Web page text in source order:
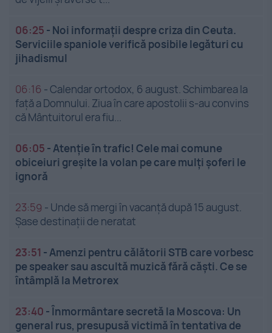
06:25 - Noi informații despre criza din Ceuta.
Serviciile spaniole verifică posibile legături cu
jihadismul
06:16 -Calendar ortodox, 6 august. Schimbarea la
față a Domnului. Ziua în care apostolii s-au convins
că Mântuitorul era fiu...
06:05 -Atenție în trafic! Cele mai comune
obiceiuri greșite la volan pe care mulți șoferi le
ignoră
23:59 - Unde să mergi în vacanță după 15 august.
Șase destinații de neratat
23:51 -Amenzi pentru călătorii STB care vorbesc
pe speaker sau ascultă muzică fără căști. Ce se
întâmplă la Metrorex
23:40 -Înmormântare secretă la Moscova: Un
general rus, presupusă victimă în tentativa de